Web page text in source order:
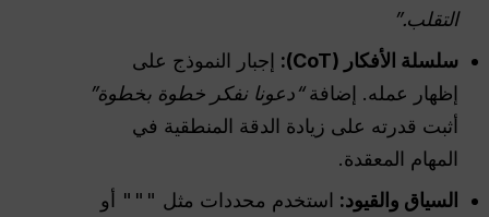
التقلب.”
سلسلة الأفكار (CoT
): إجبار النموذج على
إظهار عمله. إضافة“دعونا نفكر خطوة بخطوة”
أثبت قدرته على زيادة الدقة المنطقية في
المهام المعقدة.
السياق والقيود: استخدم محددات مثل """ أو